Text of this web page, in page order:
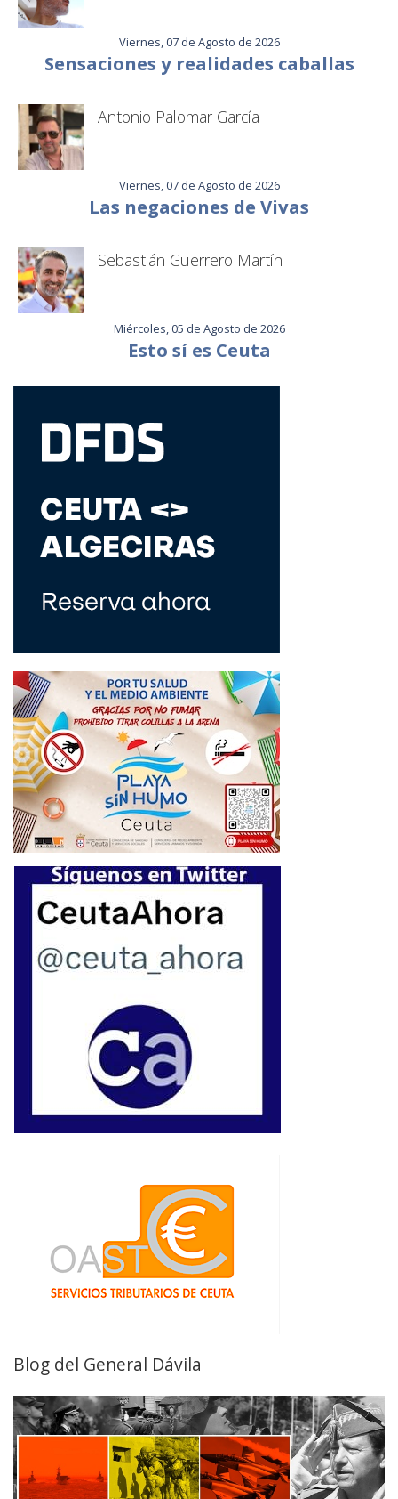
Viernes, 07 de Agosto de 2026
Sensaciones y realidades caballas
Antonio Palomar García
Viernes, 07 de Agosto de 2026
Las negaciones de Vivas
Sebastián Guerrero Martín
Miércoles, 05 de Agosto de 2026
Esto sí es Ceuta
Blog del General Dávila